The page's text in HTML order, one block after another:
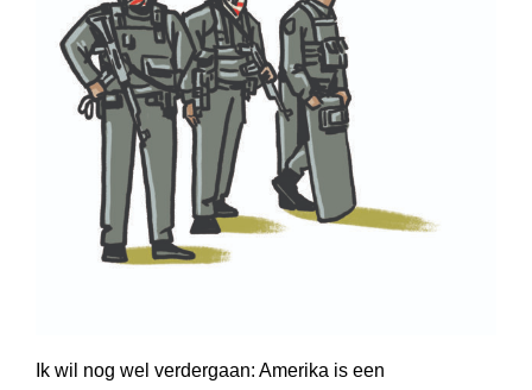
Ik wil nog wel verdergaan: Amerika is een